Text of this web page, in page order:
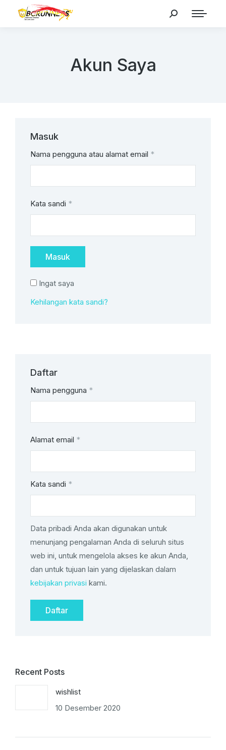
Search:
Akun Saya
Masuk
Nama pengguna atau alamat email *
Kata sandi *
Masuk
Ingat saya
Kehilangan kata sandi?
Daftar
Nama pengguna *
Alamat email *
Kata sandi *
Data pribadi Anda akan digunakan untuk
menunjang pengalaman Anda di seluruh situs
web ini, untuk mengelola akses ke akun Anda,
dan untuk tujuan lain yang dijelaskan dalam
kebijakan privasi kami.
Daftar
Recent Posts
wishlist
10 Desember 2020